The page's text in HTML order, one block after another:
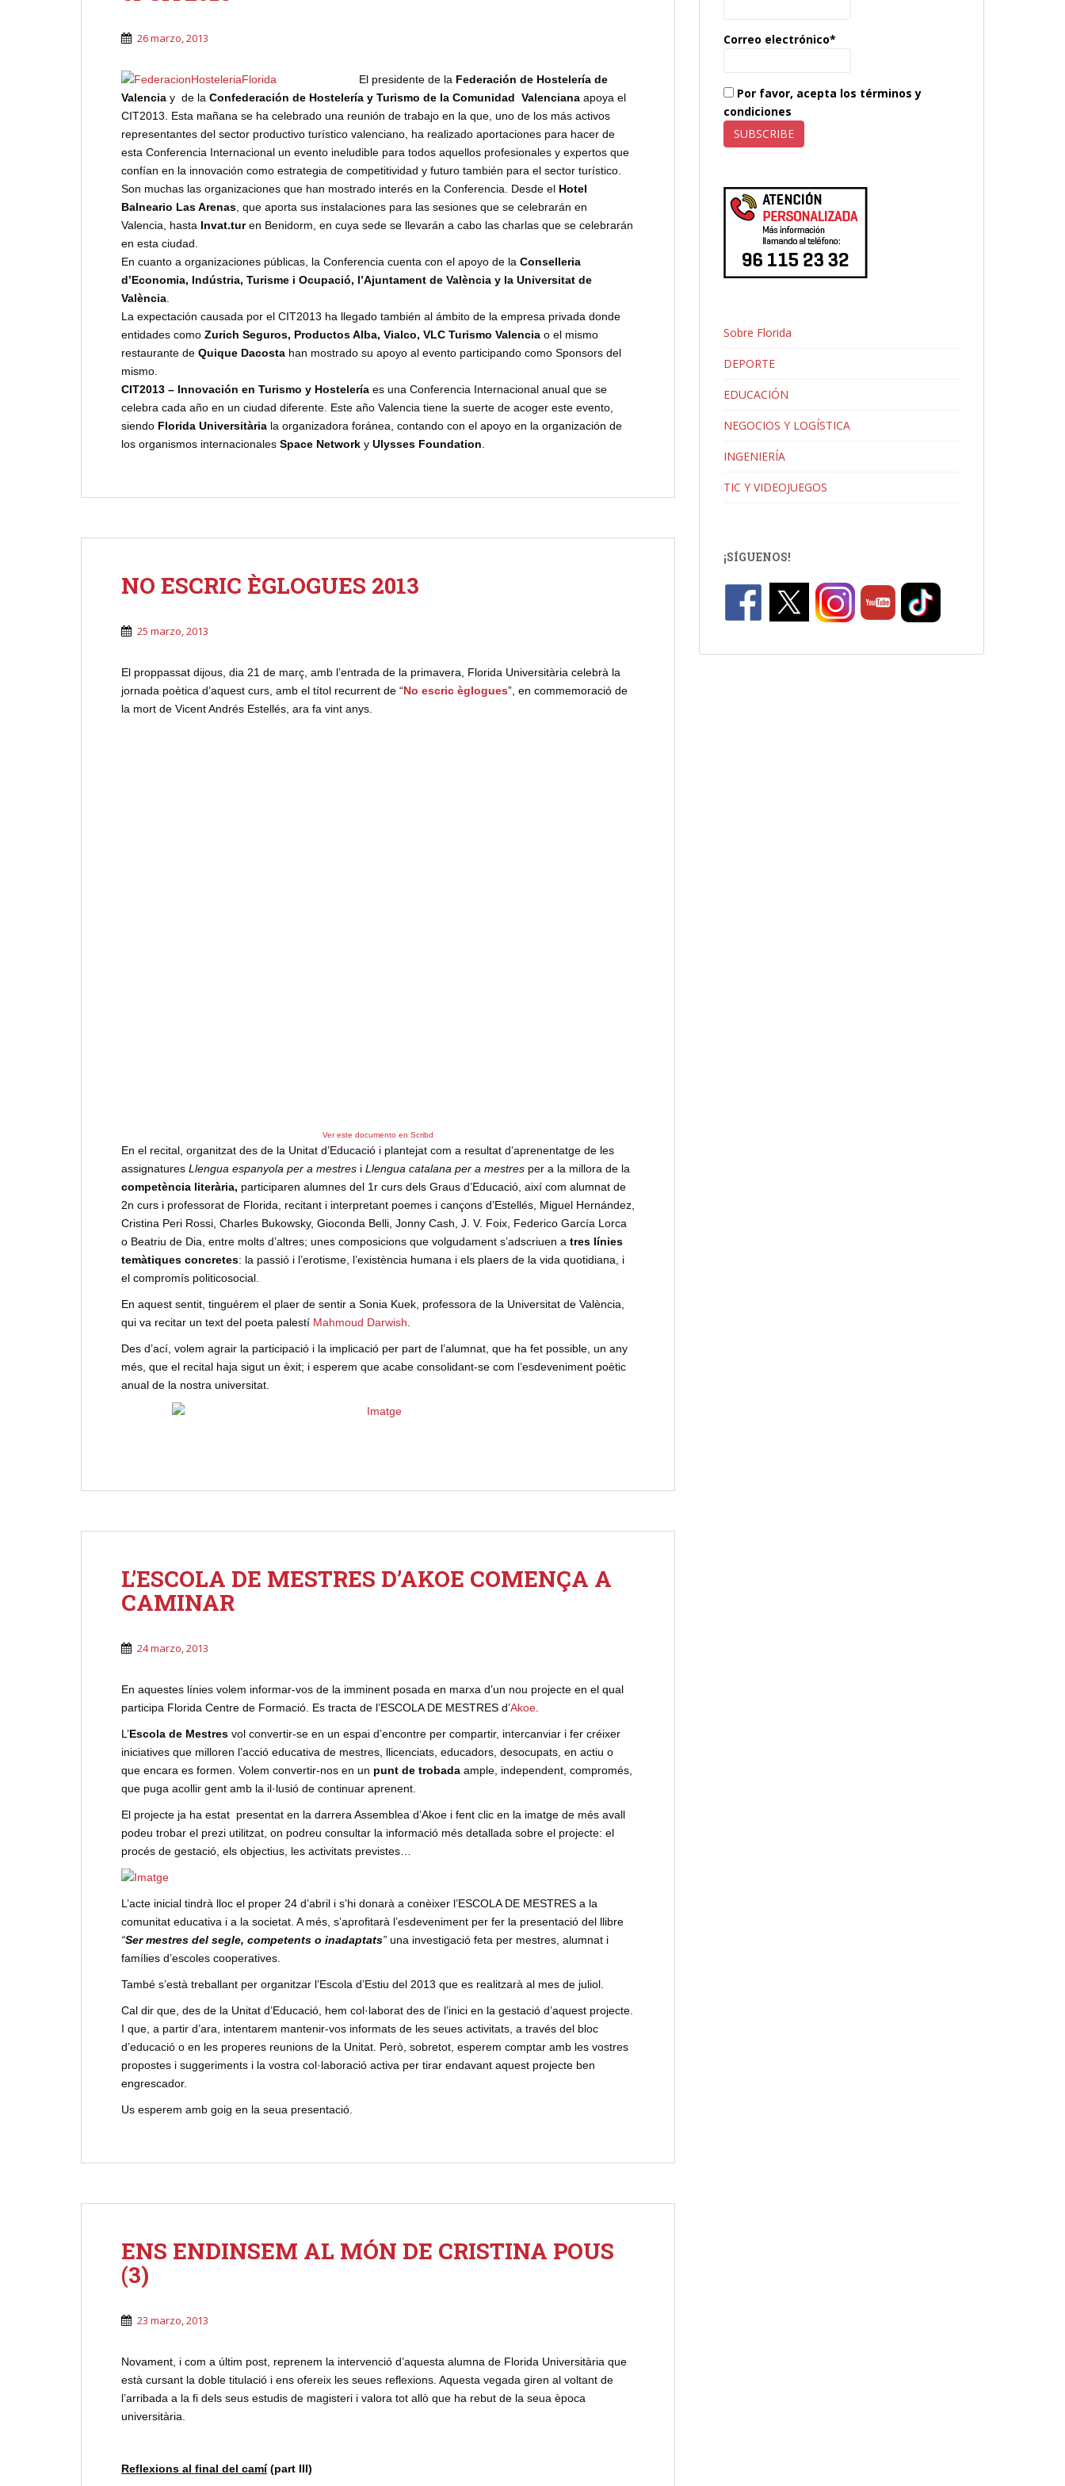
26 marzo, 2013
El presidente de la Federación de Hostelería de
Valencia y de la Confederación de Hostelería y Turismo de la Comunidad Valenciana apoya el
CIT2013. Esta mañana se ha celebrado una reunión de trabajo en la que, uno de los más activos
representantes del sector productivo turístico valenciano, ha realizado aportaciones para hacer de
esta Conferencia Internacional un evento ineludible para todos aquellos profesionales y expertos que
confían en la innovación como estrategia de competitividad y futuro también para el sector turístico.
Son muchas las organizaciones que han mostrado interés en la Conferencia. Desde el Hotel
Balneario Las Arenas , que aporta sus instalaciones para las sesiones que se celebrarán en
Valencia, hasta Invat.turen Benidorm, en cuya sede se llevarán a cabo las charlas que se celebrarán
en esta ciudad.
En cuanto a organizaciones públicas, la Conferencia cuenta con el apoyo de la Conselleria
d’Economia, Indústria, Turisme i Ocupació, l’Ajuntament de València y la Universitat de
València
La expectación causada por el CIT2013 ha llegado también al ámbito de la empresa privada donde
entidades como Zurich Seguros, Productos Alba, Vialco, VLC Turismo Valencia o el mismo
restaurante de Quique Dacosta han mostrado su apoyo al evento participando como Sponsors del
mismo.
CIT2013 – Innovación en Turismo y Hostelería es una Conferencia Internacional anual que se
celebra cada año en un ciudad diferente. Este año Valencia tiene la suerte de acoger este evento,
siendo Florida Universitària la organizadora foránea, contando con el apoyo en la organización de
los organismos internacionales Space Network y Ulysses Foundation
NO ESCRIC ÈGLOGUES 2013
25 marzo, 2013
El proppassat dijous, dia 21 de març, amb l’entrada de la primavera, Florida Universitària celebrà la
jornada poètica d’aquest curs, amb el títol recurrent de “No escric èglogues”, en commemoració de
la mort de Vicent Andrés Estellés, ara fa vint anys.
Ver este documento en Scribd
En el recital, organitzat des de la Unitat d’Educació i plantejat com a resultat d’aprenentatge de les
assignatures Llengua espanyola per a mestres i Llengua catalana per a mestres per a la millora de la
competència literària, participaren alumnes del 1r curs dels Graus d’Educació, així com alumnat de
2n curs i professorat de Florida, recitant i interpretant poemes i cançons d’Estellés, Miguel Hernández,
Cristina Peri Rossi, Charles Bukowsky, Gioconda Belli, Jonny Cash, J. V. Foix, Federico García Lorca
o Beatriu de Dia, entre molts d’altres; unes composicions que volgudament s’adscriuen a tres línies
temàtiques concretes: la passió i l’erotisme, l’existència humana i els plaers de la vida quotidiana, i
el compromís politicosocial.
En aquest sentit, tinguérem el plaer de sentir a Sonia Kuek, professora de la Universitat de València,
qui va recitar un text del poeta palestí Mahmoud Darwish
Des d’ací, volem agrair la participació i la implicació per part de l’alumnat, que ha fet possible, un any
més, que el recital haja sigut un èxit; i esperem que acabe consolidant-se com l’esdeveniment poètic
anual de la nostra universitat.
L’ESCOLA DE MESTRES D’AKOE COMENÇA A
CAMINAR
24 marzo, 2013
En aquestes línies volem informar-vos de la imminent posada en marxa d’un nou projecte en el qual
participa Florida Centre de Formació. Es tracta de l’ESCOLA DE MESTRES d’Akoe
L’Escola de Mestres vol convertir-se en un espai d’encontre per compartir, intercanviar i fer créixer
iniciatives que milloren l’acció educativa de mestres, llicenciats, educadors, desocupats, en actiu o
que encara es formen. Volem convertir-nos en un punt de trobada ample, independent, compromés,
que puga acollir gent amb la il·lusió de continuar aprenent.
El projecte ja ha estat presentat en la darrera Assemblea d’Akoe i fent clic en la imatge de més avall
podeu trobar el prezi utilitzat, on podreu consultar la informació més detallada sobre el projecte: el
procés de gestació, els objectius, les activitats previstes…
L’acte inicial tindrà lloc el proper 24 d’abril i s’hi donarà a conèixer l’ESCOLA DE MESTRES a la
comunitat educativa i a la societat. A més, s’aprofitarà l’esdeveniment per fer la presentació del llibre
“Ser mestres del segle, competents o inadaptats” una investigació feta per mestres, alumnat i
famílies d’escoles cooperatives.
També s’està treballant per organitzar l’Escola d’Estiu del 2013 que es realitzarà al mes de juliol.
Cal dir que, des de la Unitat d’Educació, hem col·laborat des de l’inici en la gestació d’aquest projecte.
I que, a partir d’ara, intentarem mantenir-vos informats de les seues activitats, a través del bloc
d’educació o en les properes reunions de la Unitat. Però, sobretot, esperem comptar amb les vostres
propostes i suggeriments i la vostra col·laboració activa per tirar endavant aquest projecte ben
engrescador.
Us esperem amb goig en la seua presentació.
ENS ENDINSEM AL MÓN DE CRISTINA POUS
(3)
23 marzo, 2013
Novament, i com a últim post, reprenem la intervenció d’aquesta alumna de Florida Universitària que
està cursant la doble titulació i ens ofereix les seues reflexions. Aquesta vegada giren al voltant de
l’arribada a la fi dels seus estudis de magisteri i valora tot allò que ha rebut de la seua època
universitària.
Reflexions al final del camí(part III)
Correo electrónico*
Por favor, acepta los términos y
condiciones
Sobre Florida
DEPORTE
EDUCACIÓN
NEGOCIOS Y LOGÍSTICA
INGENIERÍA
TIC Y VIDEOJUEGOS
¡SÍGUENOS!